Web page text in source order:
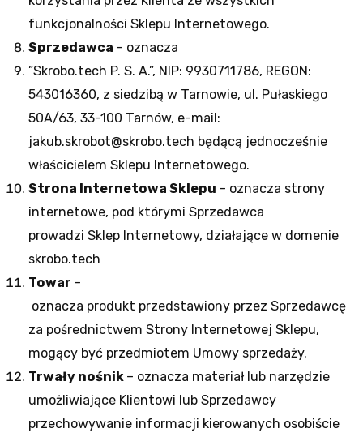
funkcjonalności Sklepu Internetowego.
Sprzedawca – oznacza
”Skrobo.tech P. S. A.”, NIP: 9930711786, REGON:
543016360, z siedzibą w Tarnowie, ul. Pułaskiego
50A/63, 33-100 Tarnów, e-mail:
jakub.skrobot@skrobo.tech będącą jednocześnie
właścicielem Sklepu Internetowego.
Strona Internetowa Sklepu – oznacza strony
internetowe, pod którymi Sprzedawca
prowadzi Sklep Internetowy, działające w domenie
skrobo.tech
Towar –
oznacza produkt przedstawiony przez Sprzedawcę
za pośrednictwem Strony Internetowej Sklepu,
mogący być przedmiotem Umowy sprzedaży.
Trwały nośnik – oznacza materiał lub narzędzie
umożliwiające Klientowi lub Sprzedawcy
przechowywanie informacji kierowanych osobiście